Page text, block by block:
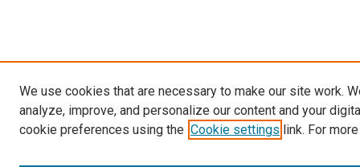
We use cookies that are necessary to make our site work.
analyze, improve, and personalize our content and your
cookie preferences using the Cookie settings link. For